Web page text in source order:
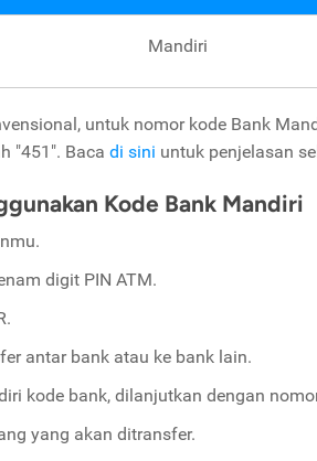
Mandiri
untuk nomor kode Bank
"451". Baca di sini untuk penjelasan
Kode Bank Mandiri
digit PIN ATM.
antar bank atau ke bank lain.
kode bank, dilanjutkan dengan
yang akan ditransfer.